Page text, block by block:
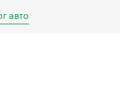
авто